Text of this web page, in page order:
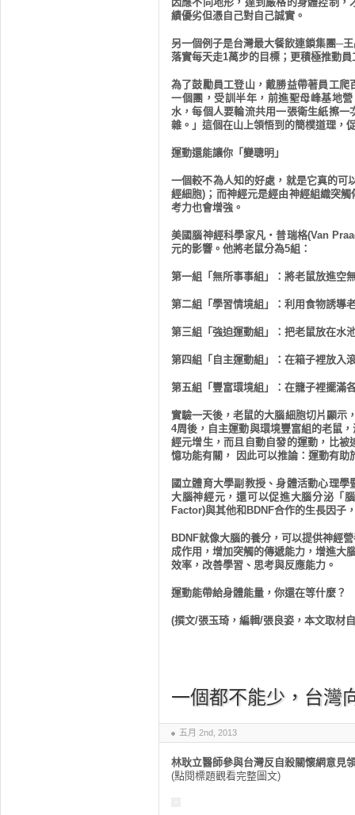
績優劣但憑自己對自己誠實。
另一個例子是台灣最大餐飲連鎖集團─
落實每天走1萬步的目標；更積極推動
為了鼓勵員工登山，戴勝益帶著員工
一個團，受訓半年，前進聖母峰基地
水，每個人要輪流共用一張衛生紙擦
雜。」這個在山上領悟到的簡樸道理，
運動還能讓你「變聰明」
一個較不為人知的好處，就是它真的可
經細胞) ；而神經元是經由神經組織突
考力也會增強。
美國腦神經科學家凡‧普瑞格(Van
元的影響。他將老鼠分為5組：
第一組「無所事事組」：將老鼠放進空
第二組「學習情境組」：利用食物誘導
第三組「強迫運動組」：把老鼠放在水
第四組「自主運動組」：在箱子裡放入
第五組「豐富環境組」：在籠子裡擺滿
實驗一天後，老鼠的大腦細胞切片顯示
4周後，自主運動與環境豐富組的老鼠
經元增生，而且自動自發的運動，比
憶功能有關，
因此可以推論：運動有助
國立體育大學副教授、身體活動心理
大腦神經元，還可以促進大腦分泌「
Factor)與其他和 BDNF合作的生長因子
BDNF就像大腦的養分，可以提供神經
成作用，增加突觸的傳遞能力，增進大
效率，改善學習、思考與反應能力。
運動能帶給身體能量，你還在等什麼？
(撰文/張玉琦，編輯/張良姿，本文取材
一個都不能少，台灣
五月 2nd, 2013
林耿立醫師參與台灣反自殺關懷網意見
(點閱標題觀看完整圖文)